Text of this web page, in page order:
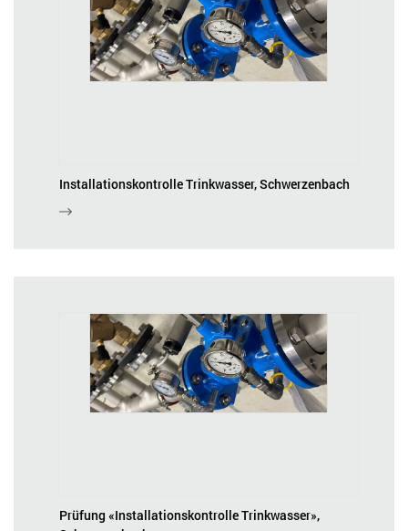
Installationskontrolle Trinkwasser, Schwerzenbach
Prüfung «Installationskontrolle Trinkwasser»,